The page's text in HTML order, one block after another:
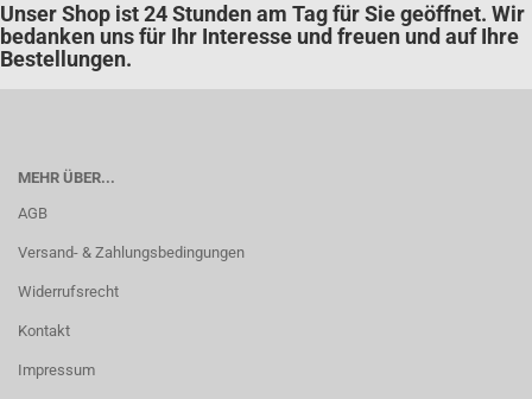
Unser Shop ist 24 Stunden am Tag für Sie geöffnet. Wir
bedanken uns für Ihr Interesse und freuen und auf Ihre
Bestellungen.
MEHR ÜBER...
AGB
Versand- & Zahlungsbedingungen
Widerrufsrecht
Kontakt
Impressum